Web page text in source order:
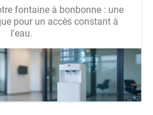
fontaine à bonbonne : une
pour un accès constant à
l'eau.